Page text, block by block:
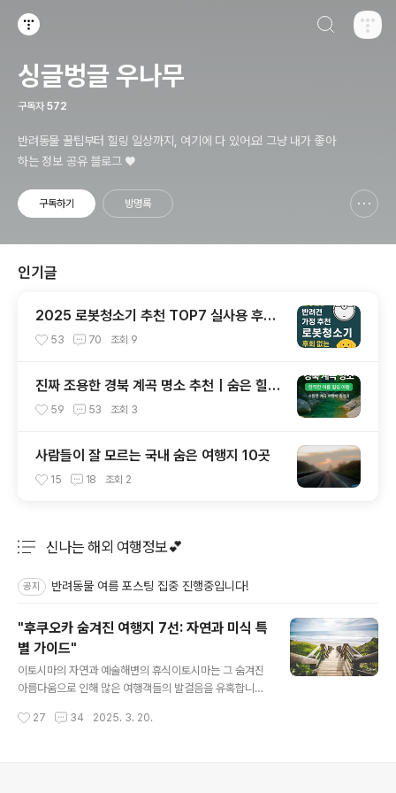
싱글벙글 우나무
구독자 572
반려동물 꿀팁부터 힐링 일상까지, 여기에 다 있어요! 그냥 내가 좋아
하는 정보 공유 블로그 ♥
구독하기 방명록
인기글
2025 로봇청소기 추천 TOP7 실사용 후기
브랜드별 비교 총정리
53 70 조회 9
진짜 조용한 경북 계곡 명소 추천｜숨은 힐링
스팟 총정리
59 53 조회 3
사람들이 잘 모르는 국내 숨은 여행지 10곳
15 18 조회 2
신나는 해외 여행정보💕
공지 반려동물 여름 포스팅 집중 진행중입니다!
"후쿠오카 숨겨진 여행지 7선: 자연과 미식 특
별 가이드"
이토시마의 자연과 예술해변의 휴식이토시마는 그 숨겨진
아름다움으로 인해 많은 여행객들의 발걸음을 유혹합니다.
소로 유명합니다. 이곳은 많은 사람들에게 일상에서 벗어
27 34 2025. 3. 20.